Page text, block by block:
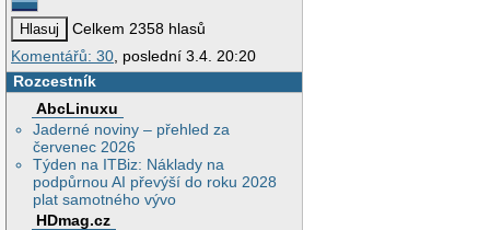
Celkem 2358 hlasů
Komentářů: 30, poslední 3.4. 20:20
Rozcestník
AbcLinuxu
Jaderné noviny – přehled za
červenec 2026
Týden na ITBiz: Náklady na
podpůrnou AI převýší do roku 2028
plat samotného vývo
HDmag.cz